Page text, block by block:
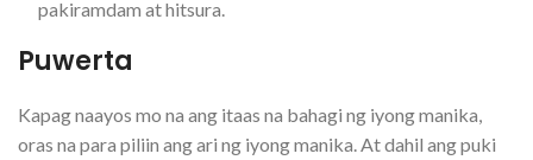
pakiramdam at hitsura.
Puwerta
Kapag naayos mo na ang itaas na bahagi ng iyong manika,
oras na para piliin ang ari ng iyong manika. At dahil ang puki